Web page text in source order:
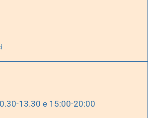
13.30 e 15:00-20:00